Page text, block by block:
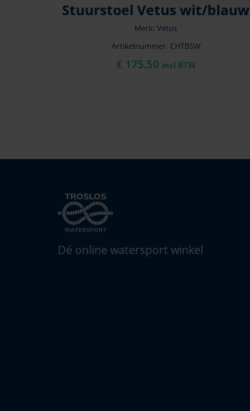
Stuurstoel Vetus wit/blauw
Merk: Vetus
Artikelnummer: CHTBSW
€ 175,50 incl BTW
Dé online watersport winkel